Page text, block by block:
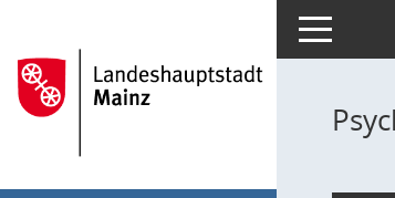
Toggle